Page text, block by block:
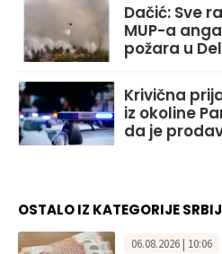
Dačić: Sve
MUP-a
požara u
Krivična
iz okoline
da je
OSTALO IZ KATEGORIJE
06.08.2026 | 10:06